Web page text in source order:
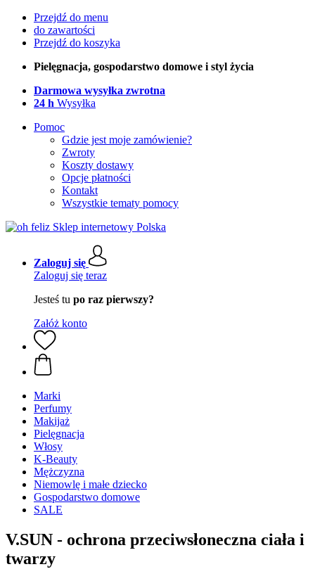
Przejdź do menu
do zawartości
Przejdź do koszyka
Pielęgnacja, gospodarstwo domowe i styl życia
Darmowa wysyłka zwrotna
24 h Wysyłka
Pomoc
Gdzie jest moje zamówienie?
Zwroty
Koszty dostawy
Opcje płatności
Kontakt
Wszystkie tematy pomocy
Zaloguj się
Zaloguj się teraz
Jesteś tu po raz pierwszy?
Załóż konto
Marki
Perfumy
Makijaż
Pielęgnacja
Włosy
K-Beauty
Mężczyzna
Niemowlę i małe dziecko
Gospodarstwo domowe
SALE
V.SUN - ochrona przeciwsłoneczna ciała i
twarzy